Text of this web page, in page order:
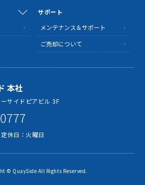
サポート
メンテナンス＆サポート
ご売却について
本社
サイドピアビル 3F
休日：火曜日
© QuaySide All Rights Reserved.